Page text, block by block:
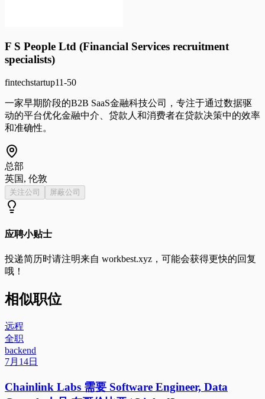
F S People Ltd (Financial Services recruitment
specialists)
fintechstartup11-50
一家早期阶段的B2B SaaS金融科技公司，专注于通过数据驱
动的平台优化金融中介、贷款人和消费者在贷款决策中的效率
和准确性。
总部
英国, 伦敦
关注公司 屏蔽公司
应聘小贴士
投递简历时请注明来自 workbest.xyz ，可能会获得更快的回复
哦！
相似职位
远程
全职
backend
7月14日
Chainlink Labs 需要 Software Engineer, Data